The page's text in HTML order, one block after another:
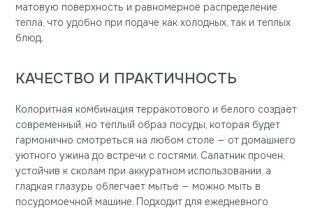
матовую поверхность и равномерное распределение
тепла, что удобно при подаче как холодных, так и теплых
блюд.
КАЧЕСТВО И ПРАКТИЧНОСТЬ
Колоритная комбинация терракотового и белого создаёт
современный, но тёплый образ посуды, которая будет
гармонично смотреться на любом столе — от домашнего
уютного ужина до встречи с гостями. Салатник прочен,
устойчив к сколам при аккуратном использовании, а
гладкая глазурь облегчает мытьё — можно мыть в
посудомоечной машине. Подходит для ежедневного